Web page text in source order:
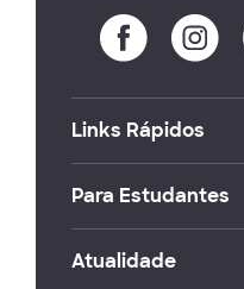
Links Rápidos
Para Estudantes
Atualidade